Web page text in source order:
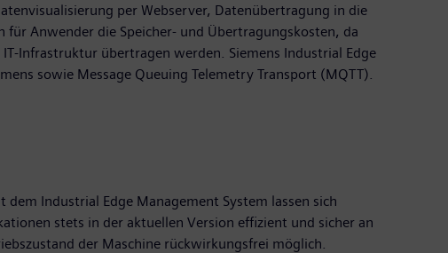
per Webserver, Datenübertragung in die
Anwender die Speicher- und Übertragungskosten, da
Infrastruktur übertragen werden. Siemens Industrial Edge
sowie Message Queuing Telemetry Transport (MQTT).
Industrial Edge Management System lassen sich
stets in der aktuellen Version effizient und sicher an
der Maschine rückwirkungsfrei möglich.